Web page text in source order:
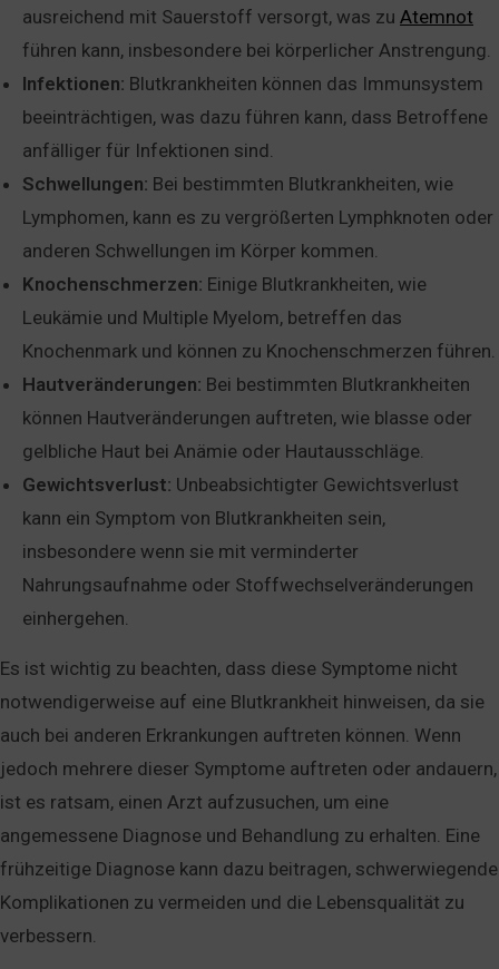
ausreichend mit Sauerstoff versorgt, was zu Atemnot
führen kann, insbesondere bei körperlicher Anstrengung.
Infektionen: Blutkrankheiten können das Immunsystem
beeinträchtigen, was dazu führen kann, dass Betroffene
anfälliger für Infektionen sind.
Schwellungen: Bei bestimmten Blutkrankheiten, wie
Lymphomen, kann es zu vergrößerten Lymphknoten oder
anderen Schwellungen im Körper kommen.
Knochenschmerzen: Einige Blutkrankheiten, wie
Leukämie und Multiple Myelom, betreffen das
Knochenmark und können zu Knochenschmerzen führen.
Hautveränderungen: Bei bestimmten Blutkrankheiten
können Hautveränderungen auftreten, wie blasse oder
gelbliche Haut bei Anämie oder Hautausschläge.
Gewichtsverlust: Unbeabsichtigter Gewichtsverlust
kann ein Symptom von Blutkrankheiten sein,
insbesondere wenn sie mit verminderter
Nahrungsaufnahme oder Stoffwechselveränderungen
einhergehen.
Es ist wichtig zu beachten, dass diese Symptome nicht
notwendigerweise auf eine Blutkrankheit hinweisen, da sie
auch bei anderen Erkrankungen auftreten können. Wenn
jedoch mehrere dieser Symptome auftreten oder andauern,
ist es ratsam, einen Arzt aufzusuchen, um eine
angemessene Diagnose und Behandlung zu erhalten. Eine
frühzeitige Diagnose kann dazu beitragen, schwerwiegende
Komplikationen zu vermeiden und die Lebensqualität zu
verbessern.